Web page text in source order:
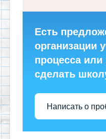
Есть
организации
процесса или
сделать
Написать о